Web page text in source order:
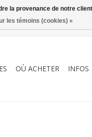
OÙ ACHETER INFOS
la provenance de notre
les témoins (cookies) »